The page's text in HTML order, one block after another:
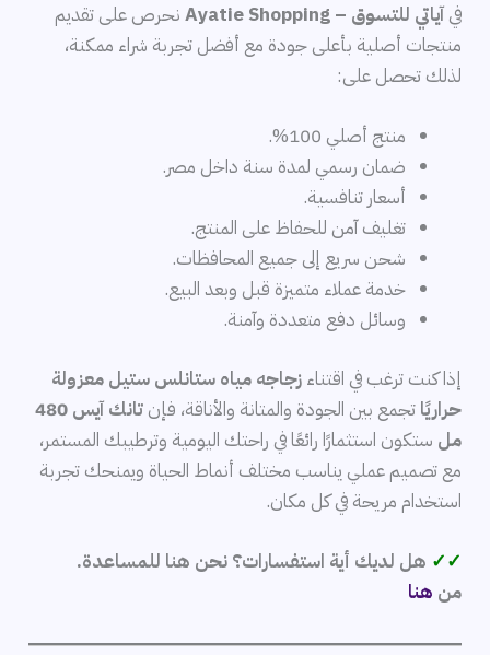
فيآياتي للتسوق – Ayatie Shopping
نحرص على تقديم
منتجات أصلية بأعلى جودة مع أفضل تجربة شراء ممكنة،
لذلك تحصل على:
منتج أصلي 100%.
ضمان رسمي لمدة سنة داخل مصر.
أسعار تنافسية.
تغليف آمن للحفاظ على المنتج.
شحن سريع إلى جميع المحافظات.
خدمة عملاء متميزة قبل وبعد البيع.
وسائل دفع متعددة وآمنة.
إذا كنت ترغب في اقتناءزجاجه مياه ستانلس ستيل معزولة
حراريًا تجمع بين الجودة والمتانة والأناقة، فإن
تانك آيس 480
مل ستكون استثمارًا رائعًا في راحتك اليومية وترطيبك المستمر،
مع تصميم عملي يناسب مختلف أنماط الحياة ويمنحك تجربة
استخدام مريحة في كل مكان.
✓✓ هل لديك أية استفسارات؟ نحن هنا للمساعدة.
من هنا